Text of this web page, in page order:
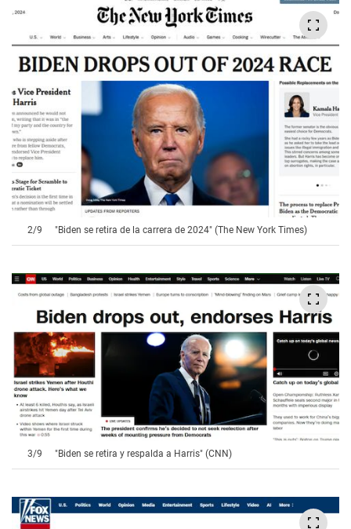
2/9 "Biden se retira de la carrera de 2024" (The New York Times)
3/9 "Biden se retira y respalda a Harris" (CNN)